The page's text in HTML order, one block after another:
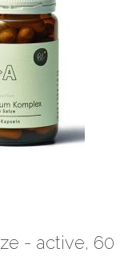
- active, 60